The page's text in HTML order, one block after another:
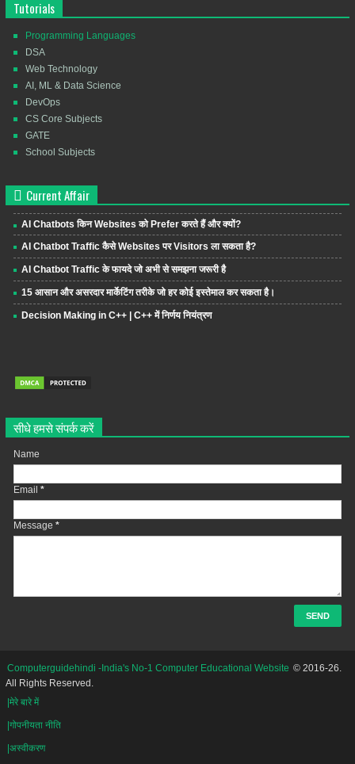
Tutorials
Programming Languages
DSA
Web Technology
AI, ML & Data Science
DevOps
CS Core Subjects
GATE
School Subjects
Current Affair
AI Chatbots किन Websites को Prefer करते हैं और क्यों?
AI Chatbot Traffic कैसे Websites पर Visitors ला सकता है?
AI Chatbot Traffic के फायदे जो अभी से समझना जरूरी है
15 आसान और असरदार मार्केटिंग तरीके जो हर कोई इस्तेमाल कर सकता है।
Decision Making in C++ | C++ में निर्णय नियंत्रण
सीधे हमसे संपर्क करें
Name
Email *
Message *
Computerguidehindi -India's No-1 Computer Educational Website © 2016-26.
All Rights Reserved.
|मेरे बारे में
|गोपनीयता नीति
|अस्वीकरण